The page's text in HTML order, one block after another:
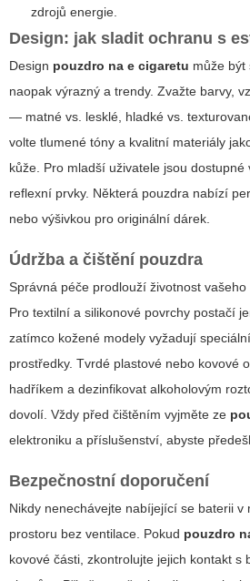
zdrojů energie.
Design: jak sladit ochranu s
Design pouzdro na e cigaretu může být
naopak výrazný a trendy. Zvažte barvy,
— matné vs. lesklé, hladké vs.
volte tlumené tóny a kvalitní materiály
kůže. Pro mladší uživatele jsou dostupné
reflexní prvky. Některá pouzdra nabízí
nebo výšivkou pro originální dárek.
Údržba a čištění pouzdra
Správná péče prodlouží životnost vašeho
Pro textilní a silikonové povrchy postačí
zatímco kožené modely vyžadují
prostředky. Tvrdé plastové nebo kovové
hadříkem a dezinfikovat alkoholovým
dovolí. Vždy před čištěním vyjměte ze
elektroniku a příslušenství, abyste
Bezpečnostní doporučení
Nikdy nenechávejte nabíjející se baterii v
prostoru bez ventilace. Pokud pouzdro
kovové části, zkontrolujte jejich kontakt s